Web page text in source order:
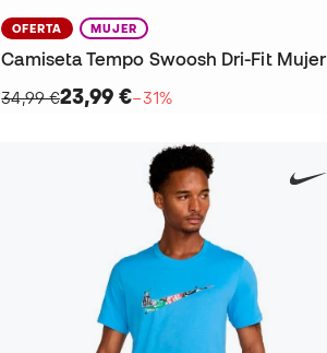
OFERTA MUJER
Camiseta Tempo Swoosh Dri-Fit Mujer
34,99 €23,99 €−31%